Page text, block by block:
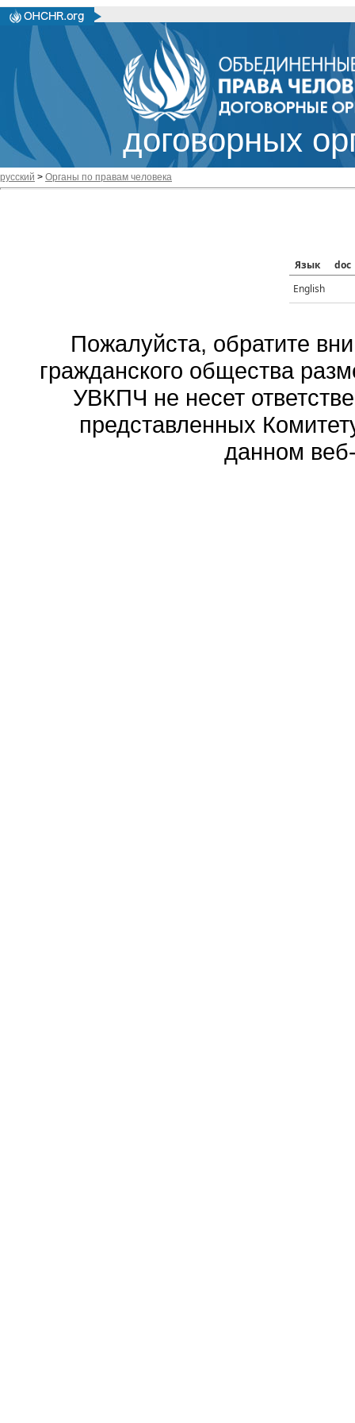
договорных
русский > Органы по правам человека
Язык
doc
English
Пожалуйста, обратите
гражданского общества
УВКПЧ не несет
представленных
данном